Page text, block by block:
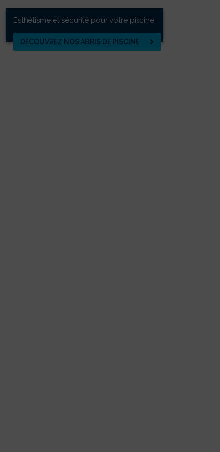
Esthétisme et sécurité pour votre piscine.
DÉCOUVREZ NOS ABRIS DE PISCINE